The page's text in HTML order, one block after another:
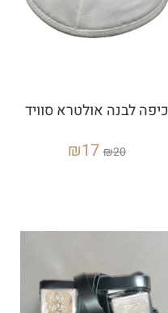
כיפה לבנה אולטרא סוויד
₪20
₪17